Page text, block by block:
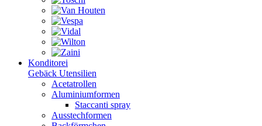
Konditorei
Gebäck Utensilien
Acetatrollen
Aluminiumformen
Staccanti spray
Ausstechformen